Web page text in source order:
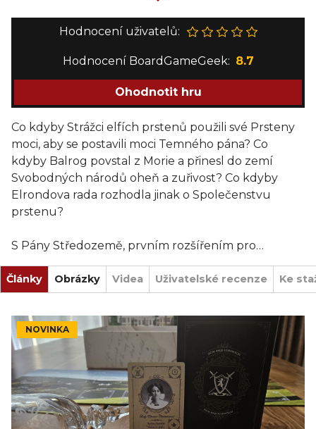
Hodnocení uživatelů:
Hodnocení BoardGameGeek: 8.7
Ohodnotit hru
Co kdyby Strážci elfích prstenů použili své Prsteny
moci, aby se postavili moci Temného pána? Co
kdyby Balrog povstal z Morie a přinesl do zemí
Svobodných národů oheň a zuřivost? Co kdyby
Elrondova rada rozhodla jinak o Společenstvu
prstenu?
S Pány Středozemě, prvním rozšířením pro
deskovou hru Válka o Prsten: Druhá edice, mohou
hráči tyto a mnohé další možnosti prozkoumat a
vytvořit si tak nové herní příležitosti a nové strategie.
Důležité osobnosti, které dříve ve hře vystupovaly
pouze prostřednictvím karet událostí, jsou
zastoupené konkrétními figurkami a pravidly. Mezi
nové postavy patří Elrond, Galadriel, Sméagol,
Gothmog a mocný Balrog z Morie, stejně jako
alternativní verze Gandalfa, Witchkinga a
Články Obrázky Videa Uživatelské recenze Ke
NOVINKA